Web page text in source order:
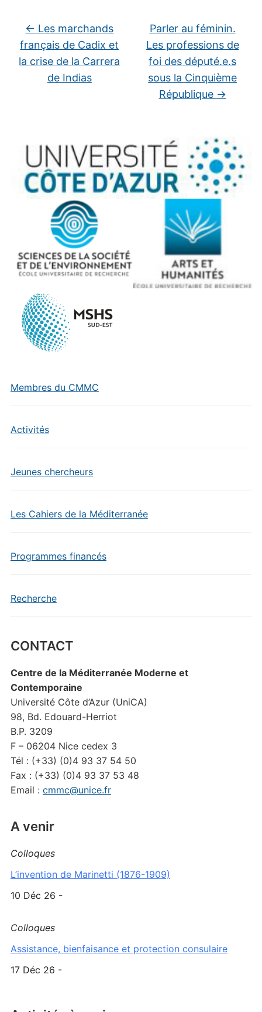
Membres du CMMC
Activités
Jeunes chercheurs
Les Cahiers de la Méditerranée
Programmes financés
Recherche
CONTACT
Centre de la Méditerranée Moderne et
Contemporaine
Université Côte d’Azur (UniCA)
98, Bd. Edouard-Herriot
B.P. 3209
F – 06204 Nice cedex 3
Tél : (+33) (0)4 93 37 54 50
Fax : (+33) (0)4 93 37 53 48
Email : cmmc@unice.fr
A venir
Colloques
L’invention de Marinetti (1876-1909)
10 Déc 26 -
Colloques
Assistance, bienfaisance et protection consulaire
17 Déc 26 -
← Les marchands
français de Cadix et
la crise de la Carrera
de Indias
Parler au féminin.
Les professions de
foi des député.e.s
sous la Cinquième
République →